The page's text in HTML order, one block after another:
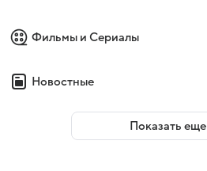
Фильмы и Сериалы
Новостные
Показать еще